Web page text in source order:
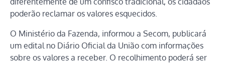
poderão reclamar os valores esquecidos.
O Ministério da Fazenda, informou a Secom, publicará
um edital no Diário Oficial da União com informações
sobre os valores a receber. O recolhimento poderá ser